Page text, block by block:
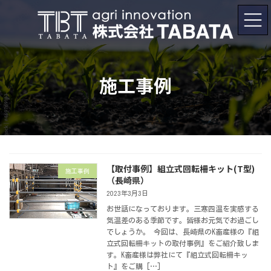
へ
キ
ッ
プ
ョ
に
移
動
施工事例
施工事例
【取付事例】組立式回転柵キット(T型)
（長崎県）
2023年3月3日
お世話になっております。三寒四温を実感する
気温差のある季節です。皆様お元気でお過ごし
でしょうか。 今回は、長崎県のK畜産様の『組
立式回転柵キットの取付事例』をご紹介致しま
す。K畜産様は弊社にて『組立式回転柵キッ
ト』をご購 […]